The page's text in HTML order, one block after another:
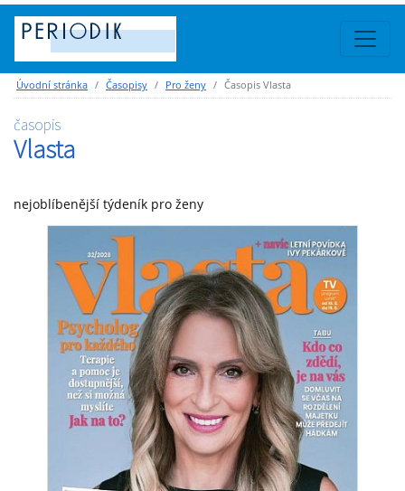
Úvodní stránka Časopisy Pro ženy Časopis Vlasta
časopis
Vlasta
nejoblíbenější týdeník pro ženy